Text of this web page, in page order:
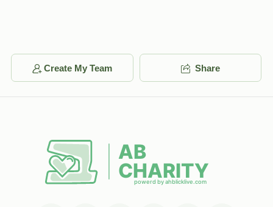
Create My Team Share